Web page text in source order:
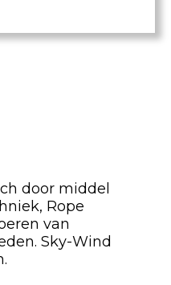
door middel
Rope
van
Sky-Wind